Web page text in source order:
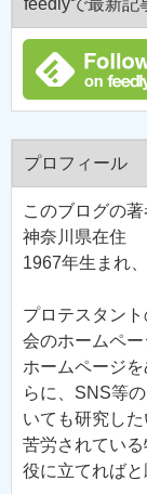
feedlyで最新記
プロフィール
このブログの
神奈川県在住
1967年生まれ
プロテスタン
会のホームペ
ホームページ
らに、SNS等
いても研究し
苦労されてい
役に立てればと